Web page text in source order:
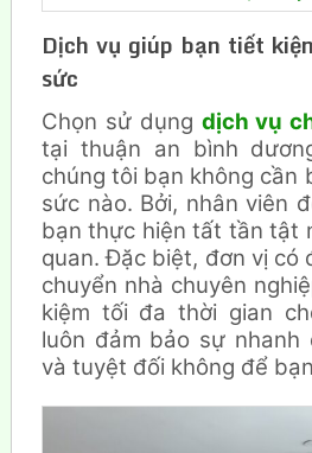
Dịch vụ giúp bạn tiết
sức
Chọn sử dụng dịch vụ
tại thuận an bình
chúng tôi bạn không cần
sức nào. Bởi, nhân viên
bạn thực hiện tất tần tật
quan. Đặc biệt, đơn vị có
chuyển nhà chuyên
kiệm tối đa thời gian
luôn đảm bảo sự nhanh
và tuyệt đối không để